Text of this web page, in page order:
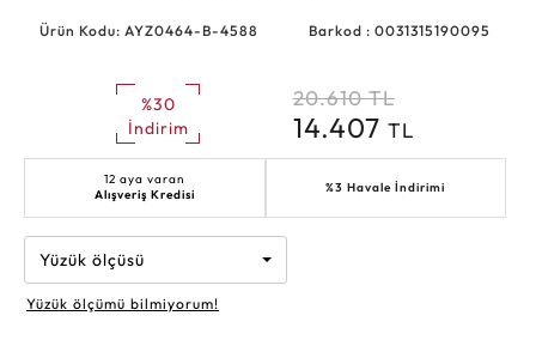
Ürün Kodu: AYZ0464-B-4588 Barkod : 0031315190095
%30
İndirim
20.610 TL
14.407 TL
12 aya varan
Alışveriş Kredisi
%3 Havale İndirimi
Yüzük ölçüsü
Yüzük ölçümü bilmiyorum!